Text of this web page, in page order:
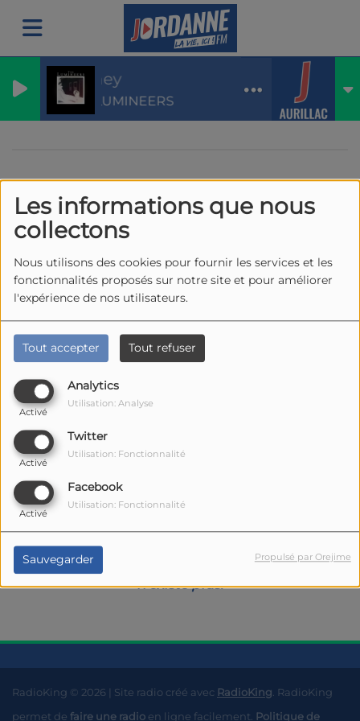
Les informations que nous
collectons
Nous utilisons des cookies pour fournir les services et les
fonctionnalités proposés sur notre site et pour améliorer
l'expérience de nos utilisateurs.
Tout accepter Tout refuser
Analytics
Activé
Utilisation: Analyse
Twitter
Activé
Utilisation: Fonctionnalité
Facebook
Activé
Utilisation: Fonctionnalité
Sauvegarder Propulsé par Orejime
Ho hey
THE LUMINEERS
Oups, vous avez
rencontré une erreur.
Il semble que la page que vous recherchez
n’existe plus.
RadioKing © 2026 | Site radio créé avec RadioKing . RadioKing
permet de faire une radio en ligne facilement. Politique de